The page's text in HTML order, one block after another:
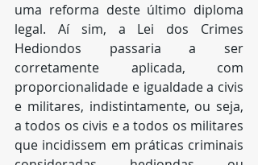
uma reforma deste último diploma
legal. Aí sim, a Lei dos Crimes
Hediondos passaria a ser
corretamente aplicada, com
proporcionalidade e igualdade a civis
e militares, indistintamente, ou seja,
a todos os civis e a todos os militares
que incidissem em práticas criminais